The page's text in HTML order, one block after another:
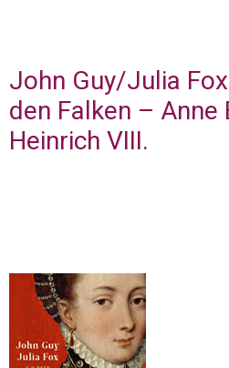
John Guy/Julia
den Falken – Anne
Heinrich VIII.